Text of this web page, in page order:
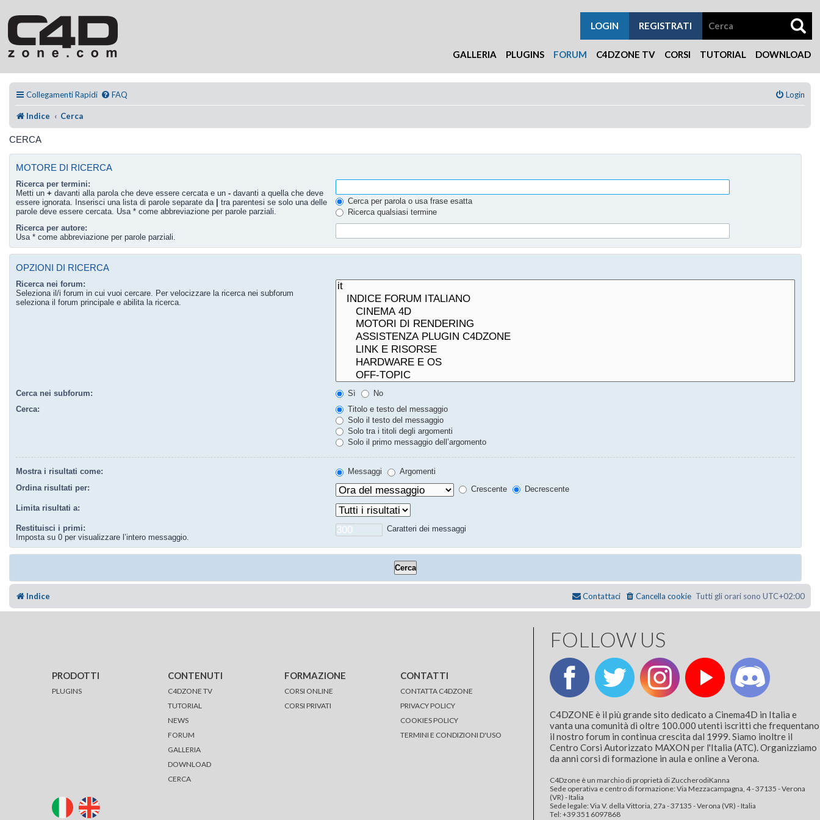
GALLERIA PLUGINS FORUM C4DZONE TV CORSI TUTORIAL DOWNLOAD
REGISTRATI
LOGIN
Collegamenti Rapidi FAQ Login
Indice Cerca
CERCA
MOTORE DI RICERCA
Ricerca per termini:
Metti un + davanti alla parola che deve essere cercata e un - davanti a quella che deve
essere ignorata. Inserisci una lista di parole separate da
tra parentesi se solo una delle
parole deve essere cercata. Usa * come abbreviazione per parole parziali.
Cerca per parola o usa frase esatta
Ricerca qualsiasi termine
Ricerca per autore:
Usa * come abbreviazione per parole parziali.
OPZIONI DI RICERCA
Ricerca nei forum:
Seleziona il/i forum in cui vuoi cercare. Per velocizzare la ricerca nei subforum
seleziona il forum principale e abilita la ricerca.
Cerca nei subforum: Sì
No
Cerca:
Titolo e testo del messaggio
Solo il testo del messaggio
Solo tra i titoli degli argomenti
Solo il primo messaggio dell’argomento
Mostra i risultati come: Messaggi
Argomenti
Ordina risultati per:
Crescente Decrescente
Limita risultati a:
Restituisci i primi:
Imposta su 0 per visualizzare l’intero messaggio.
Caratteri dei messaggi
Indice Tutti gli orari sono UTC+02:00
Cancella cookie
Contattaci
PRODOTTI
PLUGINS
CONTENUTI
C4DZONE TV
TUTORIAL
NEWS
FORUM
GALLERIA
DOWNLOAD
CERCA
FORMAZIONE
CORSI ONLINE
CORSI PRIVATI
CONTATTI
CONTATTA C4DZONE
PRIVACY POLICY
COOKIES POLICY
TERMINI E CONDIZIONI D'USO
FOLLOW US
C4DZONE è il più grande sito dedicato a Cinema4D in Italia e
vanta una comunità di oltre 100.000 utenti iscritti che frequentano
il nostro forum in continua crescita dal 1999. Siamo inoltre il
Centro Corsi Autorizzato MAXON per l'Italia (ATC). Organizziamo
da anni corsi di formazione in aula e online a Verona.
C4Dzone è un marchio di proprietà di ZuccherodiKanna
Sede operativa e centro di formazione: Via Mezzacampagna, 4 - 37135 - Verona
(VR) - Italia
Sede legale: Via V. della Vittoria, 27a - 37135 - Verona (VR) - Italia
Tel: +39 351 6097868‬